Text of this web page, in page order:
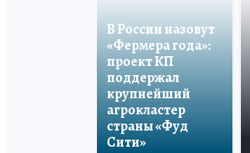
В России назовут
«Фермера года»:
проект КП
поддержал
крупнейший
агрокластер
страны «Фуд
Сити»